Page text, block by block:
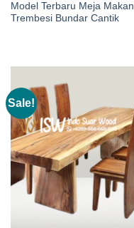
Model Terbaru Meja Makan
Trembesi Bundar Cantik
Sale!